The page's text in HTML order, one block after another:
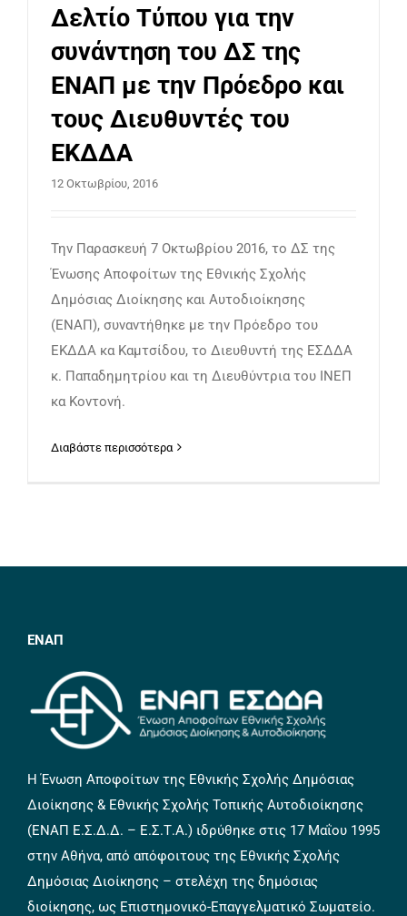
ΕΠΙΚΟΙΝΩΝΙΑ
Δελτίο Τύπου για την
συνάντηση του ΔΣ της
ΕΝΑΠ με την Πρόεδρο και
τους Διευθυντές του
ΕΚΔΔΑ
12 Οκτωβρίου, 2016
Την Παρασκευή 7 Οκτωβρίου 2016, το ΔΣ της
Ένωσης Αποφοίτων της Εθνικής Σχολής
Δημόσιας Διοίκησης και Αυτοδιοίκησης
(ΕΝΑΠ), συναντήθηκε με την Πρόεδρο του
ΕΚΔΔΑ κα Καμτσίδου, το Διευθυντή της ΕΣΔΔΑ
κ. Παπαδημητρίου και τη Διευθύντρια του ΙΝΕΠ
κα Κοντονή.
Διαβάστε περισσότερα
ΕΝΑΠ
Η Ένωση Αποφοίτων της Εθνικής Σχολής Δημόσιας
Διοίκησης & Εθνικής Σχολής Τοπικής Αυτοδιοίκησης
(ΕΝΑΠ Ε.Σ.Δ.Δ. – Ε.Σ.Τ.Α.) ιδρύθηκε στις 17 Μαΐου 1995
στην Αθήνα, από απόφοιτους της Εθνικής Σχολής
Δημόσιας Διοίκησης – στελέχη της δημόσιας
διοίκησης, ως Επιστημονικό-Επαγγελματικό Σωματείο.